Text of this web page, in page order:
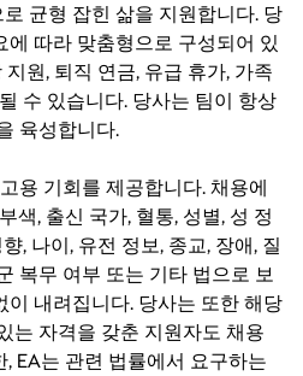
균형 잡힌 삶을 지원합니다. 당
따라 맞춤형으로 구성되어 있
원, 퇴직 연금, 유급 휴가, 가족
수 있습니다. 당사는 팀이 항상
육성합니다.
용 기회를 제공합니다. 채용에
색, 출신 국가, 혈통, 성별, 성 정
, 나이, 유전 정보, 종교, 장애, 질
복무 여부 또는 기타 법으로 보
내려집니다. 당사는 또한 해당
는 자격을 갖춘 지원자도 채용
EA는 관련 법률에서 요구하는